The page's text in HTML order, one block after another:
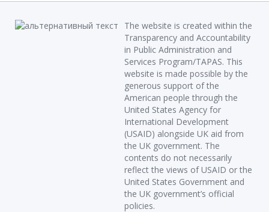
The website is created within the
Transparency and Accountability
in Public Administration and
Services Program/TAPAS. This
website is made possible by the
generous support of the
American people through the
United States Agency for
International Development
(USAID) alongside UK aid from
the UK government. The
contents do not necessarily
reflect the views of USAID or the
United States Government and
the UK government’s official
policies.